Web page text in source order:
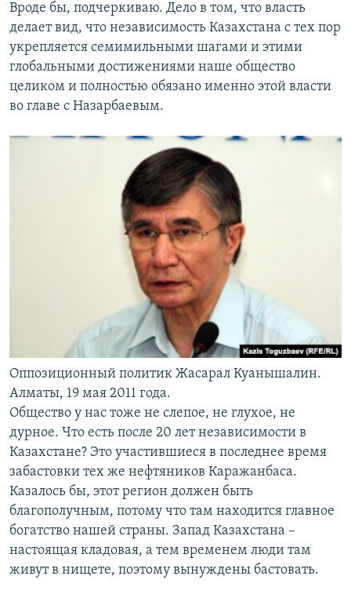
Вроде бы, подчеркиваю. Дело в том, что власть
делает вид, что независимость Казахстана с тех пор
укрепляется семимильными шагами и этими
глобальными достижениями наше общество
целиком и полностью обязано именно этой власти
во главе с Назарбаевым.
Оппозиционный политик Жасарал Куанышалин.
Алматы, 19 мая 2011 года.
Общество у нас тоже не слепое, не глухое, не
дурное. Что есть после 20 лет независимости в
Казахстане? Это участившиеся в последнее время
забастовки тех же нефтяников Каражанбаса.
Казалось бы, этот регион должен быть
благополучным, потому что там находится главное
богатство нашей страны. Запад Казахстана –
настоящая кладовая, а тем временем люди там
живут в нищете, поэтому вынуждены бастовать.